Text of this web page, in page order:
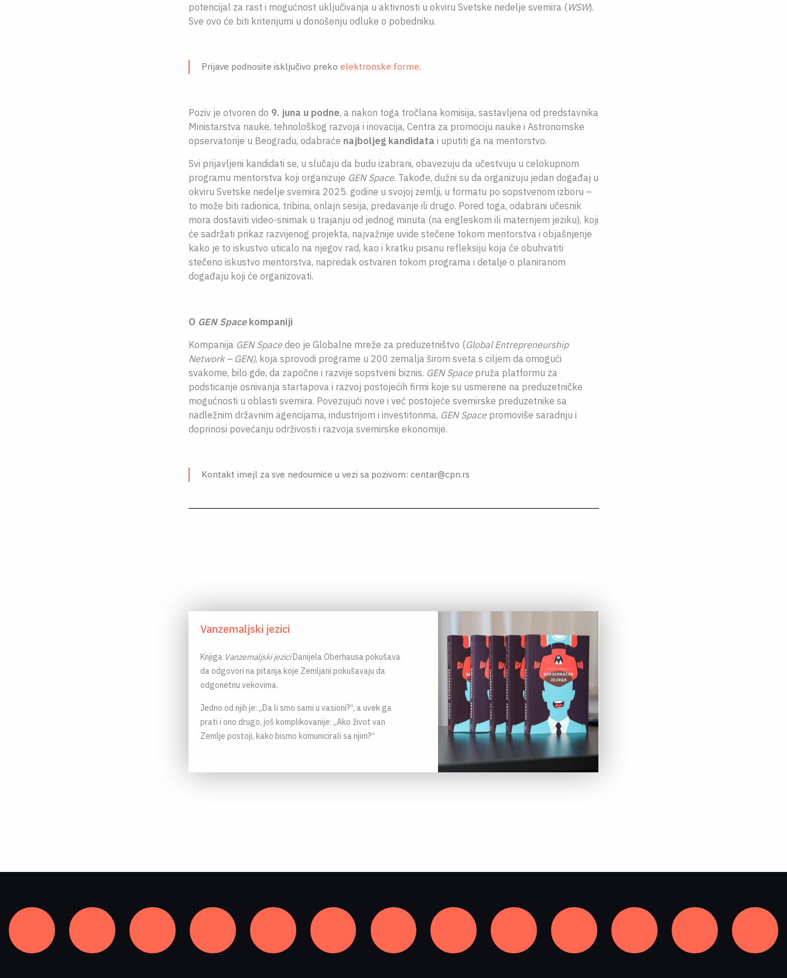
potencijal za rast i mogućnost uključivanja u aktivnosti u okviru Svetske nedelje svemira (WSW).
Sve ovo će biti kriterijumi u donošenju odluke o pobedniku.
Prijave podnosite isključivo preko elektronske forme.
Poziv je otvoren do 9. juna u podne, a nakon toga tročlana komisija, sastavljena od predstavnika
Ministarstva nauke, tehnološkog razvoja i inovacija, Centra za promociju nauke i Astronomske
opservatorije u Beogradu, odabraće najboljeg kandidata i uputiti ga na mentorstvo.
Svi prijavljeni kandidati se, u slučaju da budu izabrani, obavezuju da učestvuju u celokupnom
programu mentorstva koji organizuje GEN Space. Takođe, dužni su da organizuju jedan događaj u
okviru Svetske nedelje svemira 2025. godine u svojoj zemlji, u formatu po sopstvenom izboru –
to može biti radionica, tribina, onlajn sesija, predavanje ili drugo. Pored toga, odabrani učesnik
mora dostaviti video-snimak u trajanju od jednog minuta (na engleskom ili maternjem jeziku), koji
će sadržati prikaz razvijenog projekta, najvažnije uvide stečene tokom mentorstva i objašnjenje
kako je to iskustvo uticalo na njegov rad, kao i kratku pisanu refleksiju koja će obuhvatiti
stečeno iskustvo mentorstva, napredak ostvaren tokom programa i detalje o planiranom
događaju koji će organizovati.
O GEN Spacekompaniji
Kompanija GEN Spacedeo je Globalne mreže za preduzetništvo (Global Entrepreneurship
Network – GEN), koja sprovodi programe u 200 zemalja širom sveta s ciljem da omogući
svakome, bilo gde, da započne i razvije sopstveni biznis. GEN Spacepruža platformu za
podsticanje osnivanja startapova i razvoj postojećih firmi koje su usmerene na preduzetničke
mogućnosti u oblasti svemira. Povezujući nove i već postojeće svemirske preduzetnike sa
nadležnim državnim agencijama, industrijom i investitorima, GEN Spacepromoviše saradnju i
doprinosi povećanju održivosti i razvoja svemirske ekonomije.
Kontakt imejl za sve nedoumice u vezi sa pozivom: centar@cpn.rs
Vanzemaljski jezici
Knjiga Vanzemaljski jeziciDanijela Oberhausa pokušava
da odgovori na pitanja koje Zemljani pokušavaju da
odgonetnu vekovima.
Jedno od njih je: „Da li smo sami u vasioni?“, a uvek ga
prati i ono drugo, još komplikovanije: „Ako život van
Zemlje postoji, kako bismo komunicirali sa njim?“